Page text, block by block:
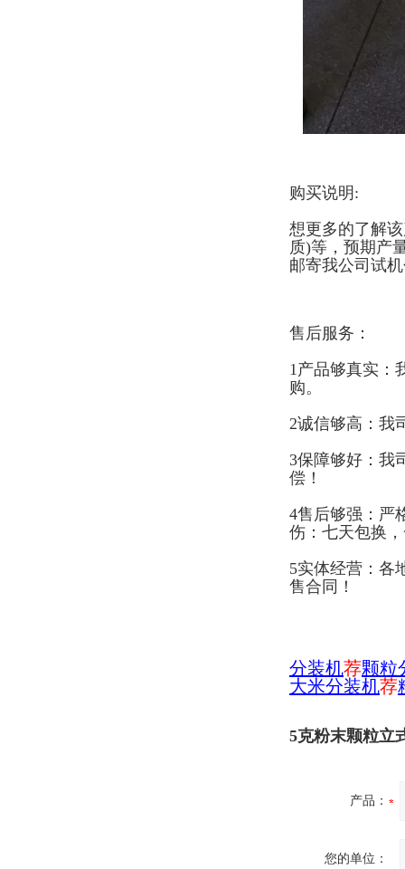
购买说明:
想更多的了解
质)等，预期产
邮寄我公司试
售后服务：
1产品够真实：
购。
2诚信够高：我
3保障够好：我
偿！
4售后够强：严
伤：七天包换
5实体经营：各
售合同！
分装机荐颗粒
大米分装机荐
5克粉末颗粒立
产品：
您的单位：